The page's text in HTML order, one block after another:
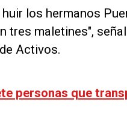
los hermanos
tres maletines",
Activos.
personas que